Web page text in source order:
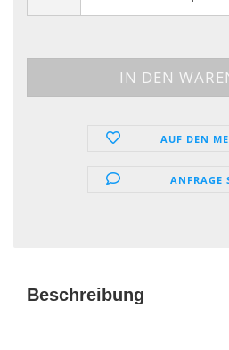
AUF DEN
ANFRAGE
Beschreibung